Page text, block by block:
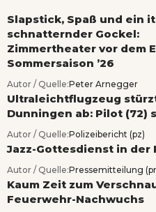
Slapstick, Spaß und ein
schnatternder Gockel:
Zimmertheater vor dem
Sommersaison ’26
Autor / Quelle:Peter Arnegger
Ultraleichtflugzeug
Dunningen ab: Pilot (72)
Autor / Quelle:Polizeibericht (pz)
Jazz-Gottesdienst in
Autor / Quelle:Pressemitteilung
Kaum Zeit zum
Feuerwehr-Nachwuchs